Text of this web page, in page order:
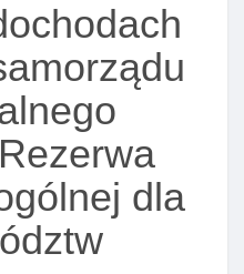
dla
ogólnej ustalona
wyższa od
częśCI oświatowej
przepisów
otrzymanych